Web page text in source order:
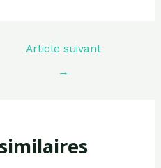
Article suivant
→